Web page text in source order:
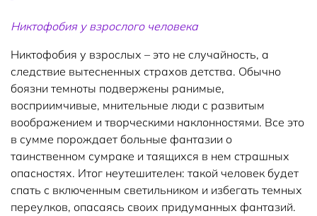
Никтофобия у взрослого человека
Никтофобия у взрослых – это не случайность, а
следствие вытесненных страхов детства. Обычно
боязни темноты подвержены ранимые,
восприимчивые, мнительные люди с развитым
воображением и творческими наклонностями. Все это
в сумме порождает больные фантазии о
таинственном сумраке и таящихся в нем страшных
опасностях. Итог неутешителен: такой человек будет
спать с включенным светильником и избегать темных
переулков, опасаясь своих придуманных фантазий.